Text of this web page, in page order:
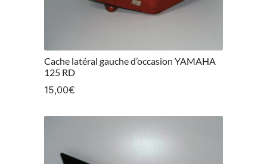
Cache latéral gauche d’occasion YAMAHA
125 RD
15,00€